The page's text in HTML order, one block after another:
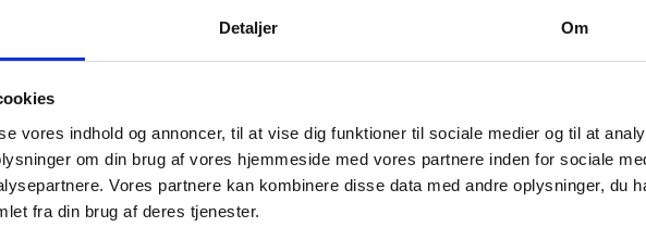
Detaljer Om
vores indhold og annoncer, til at vise dig funktioner til sociale medier og til at
om din brug af vores hjemmeside med vores partnere inden for sociale
Vores partnere kan kombinere disse data med andre oplysninger, du
fra din brug af deres tjenester.
af
(sort
PFC-107077
Nash kuglepen med
sølvcylinder og farvet
Unix kuglepen af